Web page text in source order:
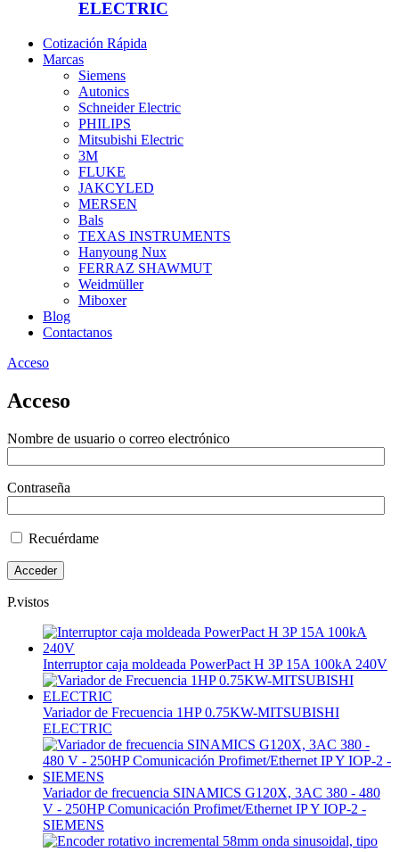
ELECTRIC
Cotización Rápida
Marcas
Siemens
Autonics
Schneider Electric
PHILIPS
Mitsubishi Electric
3M
FLUKE
JAKCYLED
MERSEN
Bals
TEXAS INSTRUMENTS
Hanyoung Nux
FERRAZ SHAWMUT
Weidmüller
Miboxer
Blog
Contactanos
Acceso
Acceso
Nombre de usuario o correo electrónico
Contraseña
Recuérdame
P.vistos
Interruptor caja moldeada PowerPact H 3P 15A 100kA 240V
Variador de Frecuencia 1HP 0.75KW-MITSUBISHI
ELECTRIC
Variador de frecuencia SINAMICS G120X, 3AC 380 - 480
V - 250HP Comunicación Profimet/Ethernet IP Y IOP-2 -
SIEMENS